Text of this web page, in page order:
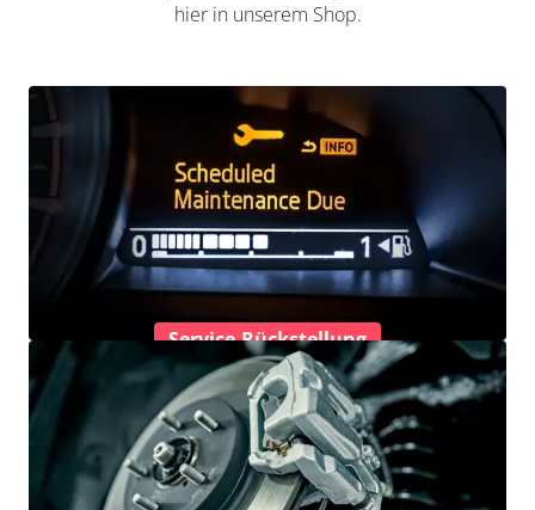
hier in unserem Shop.
Service-Rückstellung